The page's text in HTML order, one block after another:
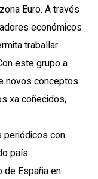
Euro. A través
económicos
traballar
este grupo a
novos conceptos
xa coñecidos,
periódicos con
país.
de España en